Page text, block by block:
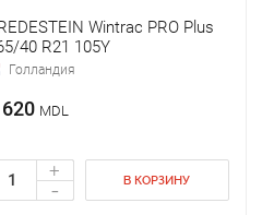
Wintrac PRO Plus
40 R21 105Y
Голландия
MDL
+
- В КОРЗИНУ